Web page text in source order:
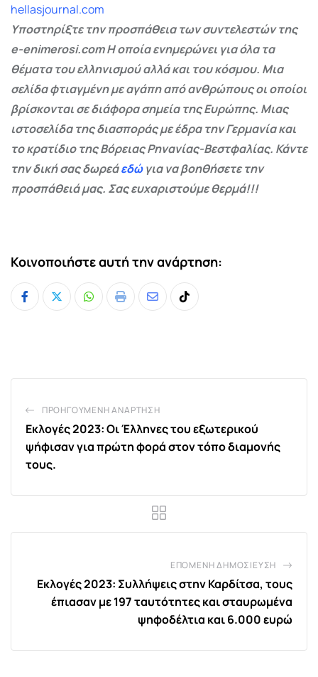
hellasjournal.com
Υποστηρίξτε την προσπάθεια των συντελεστών της
e-enimerosi.com Η οποία ενημερώνει για όλα τα
θέματα του ελληνισμού αλλά και του κόσμου. Μια
σελίδα φτιαγμένη με αγάπη από ανθρώπους οι οποίοι
βρίσκονται σε διάφορα σημεία της Ευρώπης. Μιας
ιστοσελίδα της διασποράς με έδρα την Γερμανία και
το κρατίδιο της Βόρειας Ρηνανίας-Βεστφαλίας. Κάντε
την δική σας δωρεάεδώγια να βοηθήσετε την
προσπάθειά μας. Σας ευχαριστούμε θερμά!!!
Κοινοποιήστε αυτή την ανάρτηση:
Whatsapp
Print
ShareTiktok
ΠΡΟΗΓΟΎΜΕΝΗ ΑΝΆΡΤΗΣΗ
Εκλογές 2023: Οι Έλληνες του εξωτερικού
ψήφισαν για πρώτη φορά στον τόπο διαμονής
τους.
ΕΠΌΜΕΝΗ ΔΗΜΟΣΊΕΥΣΗ
Εκλογές 2023: Συλλήψεις στην Καρδίτσα, τους
έπιασαν με 197 ταυτότητες και σταυρωμένα
ψηφοδέλτια και 6.000 ευρώ